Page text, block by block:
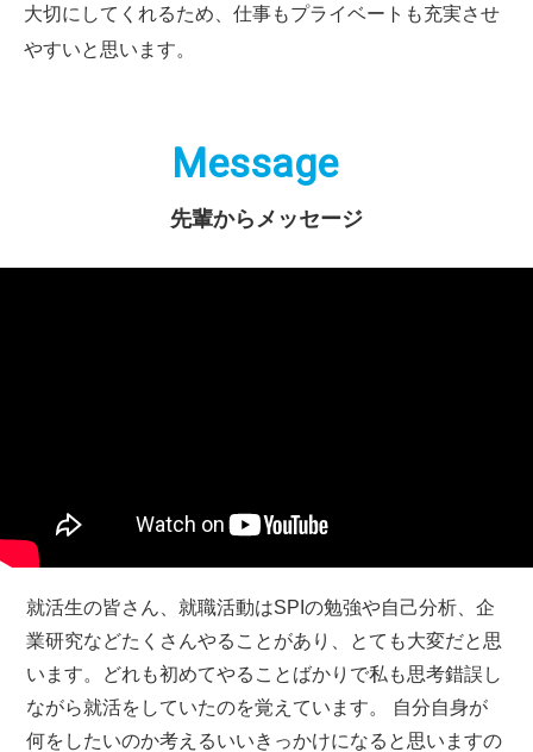
大切にしてくれるため、仕事もプライベートも充実させ
やすいと思います。
Message
先輩からメッセージ
就活生の皆さん、就職活動はSPIの勉強や自己分析、企
業研究などたくさんやることがあり、とても大変だと思
います。どれも初めてやることばかりで私も思考錯誤し
ながら就活をしていたのを覚えています。 自分自身が
何をしたいのか考えるいいきっかけになると思いますの